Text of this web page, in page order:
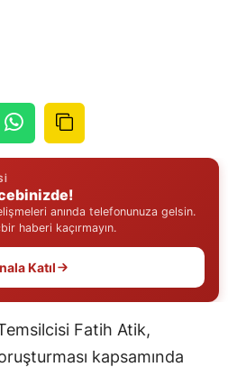
anında telefonunuza gelsin.
haberi kaçırmayın.
Katıl
Fatih Atik,
kapsamında